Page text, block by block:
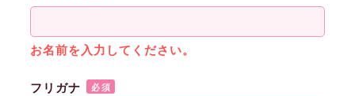
お名前を入力してください。
フリガナ 必須